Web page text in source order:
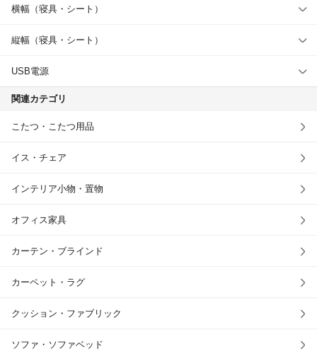
横幅（寝具・シート）
縦幅（寝具・シート）
USB電源
関連カテゴリ
こたつ・こたつ用品
イス・チェア
インテリア小物・置物
オフィス家具
カーテン・ブラインド
カーペット・ラグ
クッション・ファブリック
ソファ・ソファベッド